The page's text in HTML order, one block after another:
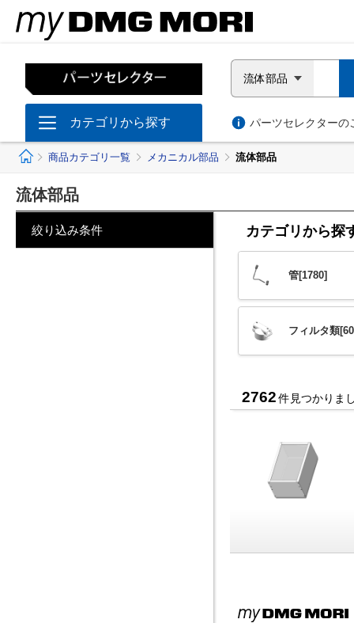
流体部品
カテゴリから探す パーツセレクターのご
ホーム
商品カテゴリ一覧 メカニカル部品 流体部品
流体部品
カテゴリから探
管[1780]
フィルタ類
2762 件見つかりま
絞り込み条件